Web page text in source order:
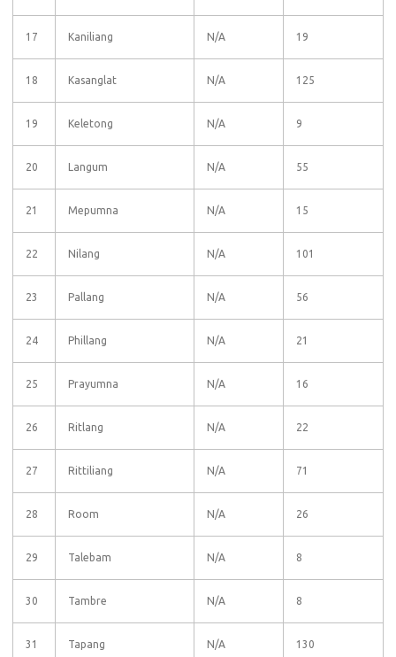
17 Kaniliang N/A 19
18 Kasanglat N/A 125
19 Keletong N/A 9
20 Langum N/A 55
21 Mepumna N/A 15
22 Nilang N/A 101
23 Pallang N/A 56
24 Phillang N/A 21
25 Prayumna N/A 16
26 Ritlang N/A 22
27 Rittiliang N/A 71
28 Room N/A 26
29 Talebam N/A 8
30 Tambre N/A 8
31 Tapang N/A 130